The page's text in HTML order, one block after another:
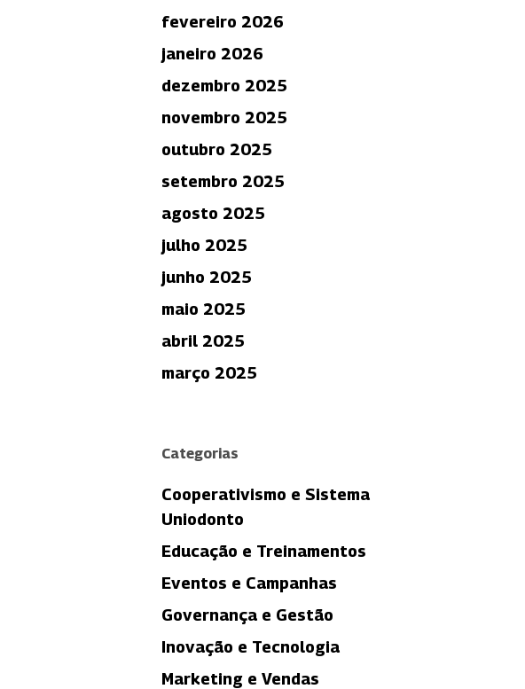
fevereiro 2026
janeiro 2026
dezembro 2025
novembro 2025
outubro 2025
setembro 2025
agosto 2025
julho 2025
junho 2025
maio 2025
abril 2025
março 2025
Categorias
Cooperativismo e Sistema
Uniodonto
Educação e Treinamentos
Eventos e Campanhas
Governança e Gestão
Inovação e Tecnologia
Marketing e Vendas